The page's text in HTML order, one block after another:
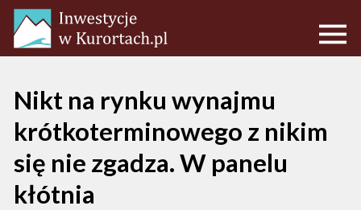
Nikt na rynku wynajmu
krótkoterminowego z nikim
się nie zgadza. W panelu
kłótnia